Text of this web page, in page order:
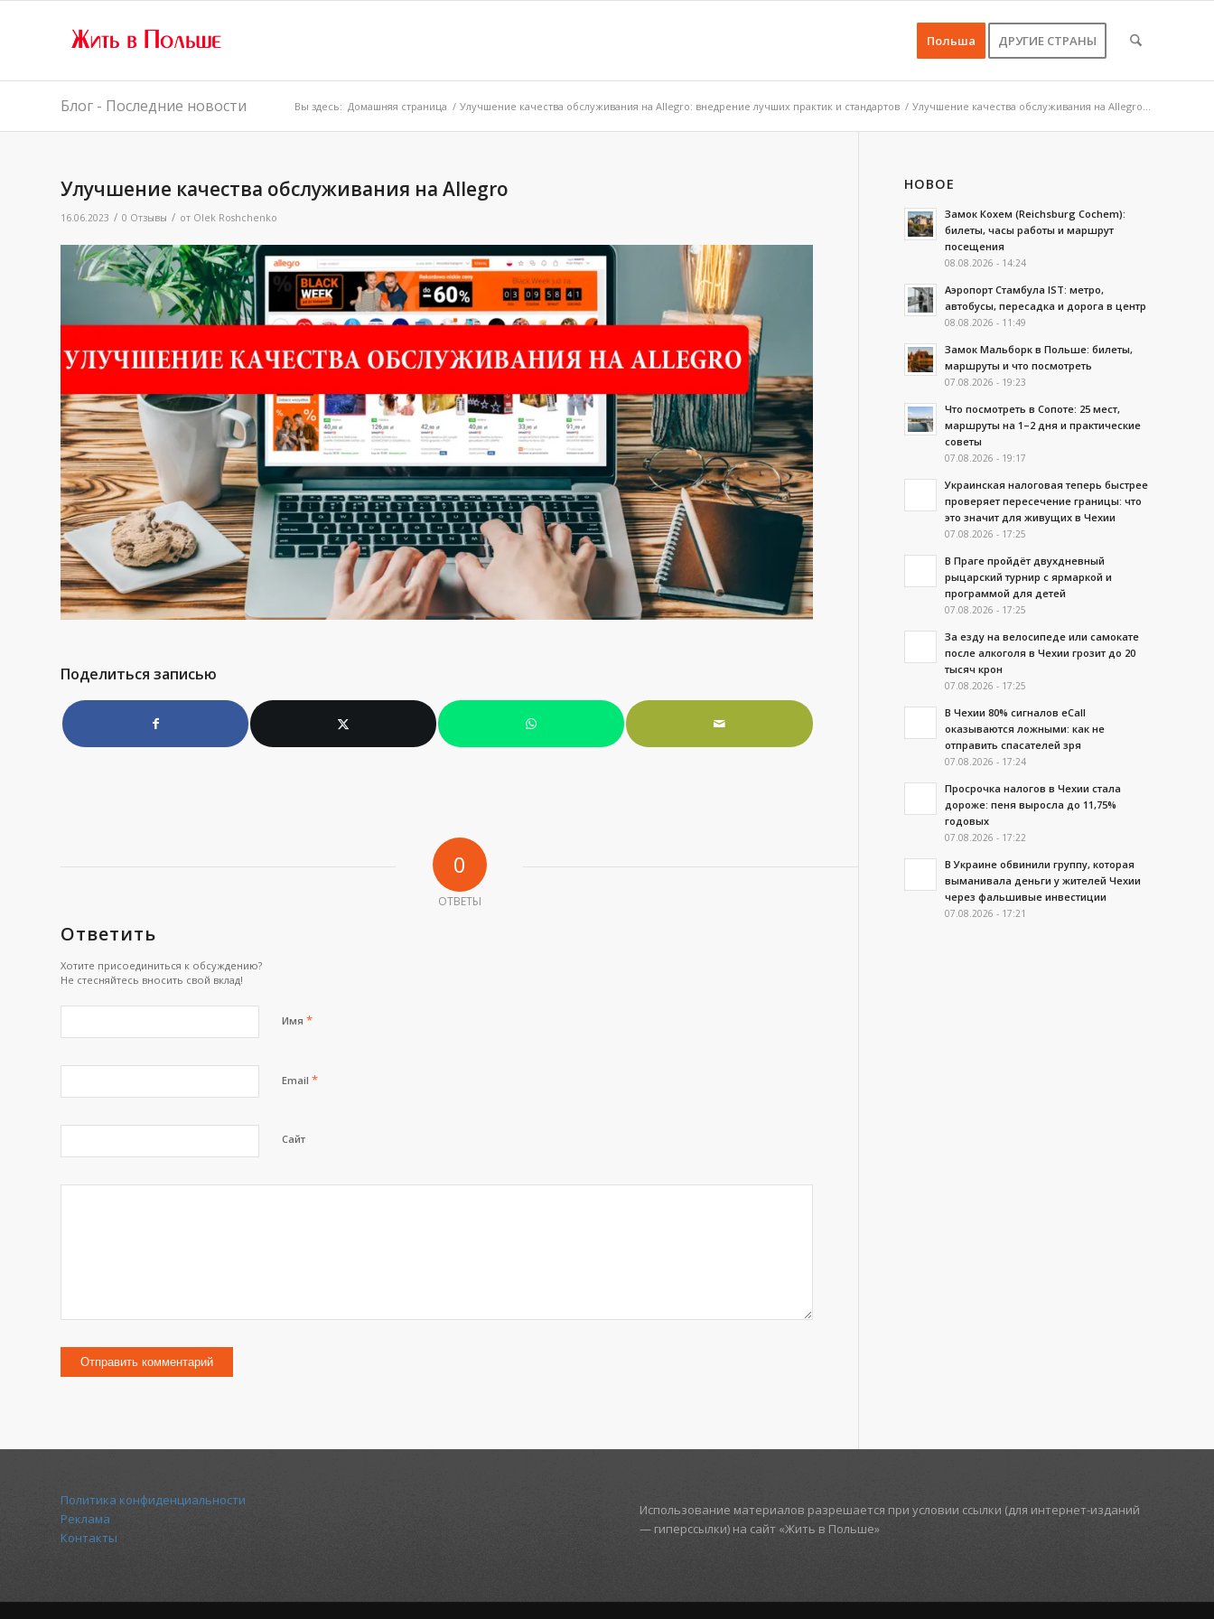
Польша ДРУГИЕ СТРАНЫ
Блог - Последние новости Вы здесь: Домашняя страница / Улучшение качества обслуживания на Allegro: внедрение лучших практик и стандартов / Улучшение качества обслуживания на Allegro...
Улучшение качества обслуживания на Allegro
16.06.2023 / 0 Отзывы / от Olek Roshchenko
Поделиться записью
0
ОТВЕТЫ
Ответить
Хотите присоединиться к обсуждению?
Не стесняйтесь вносить свой вклад!
Имя *
Email *
Сайт
НОВОЕ
Замок Кохем (Reichsburg Cochem):
билеты, часы работы и маршрут
посещения
08.08.2026 - 14:24
Аэропорт Стамбула IST: метро,
автобусы, пересадка и дорога в центр
08.08.2026 - 11:49
Замок Мальборк в Польше: билеты,
маршруты и что посмотреть
07.08.2026 - 19:23
Что посмотреть в Сопоте: 25 мест,
маршруты на 1–2 дня и практические
советы
07.08.2026 - 19:17
Украинская налоговая теперь быстрее
проверяет пересечение границы: что
это значит для живущих в Чехии
07.08.2026 - 17:25
В Праге пройдёт двухдневный
рыцарский турнир с ярмаркой и
программой для детей
07.08.2026 - 17:25
За езду на велосипеде или самокате
после алкоголя в Чехии грозит до 20
тысяч крон
07.08.2026 - 17:25
В Чехии 80% сигналов eCall
оказываются ложными: как не
отправить спасателей зря
07.08.2026 - 17:24
Просрочка налогов в Чехии стала
дороже: пеня выросла до 11,75%
годовых
07.08.2026 - 17:22
В Украине обвинили группу, которая
выманивала деньги у жителей Чехии
через фальшивые инвестиции
07.08.2026 - 17:21
Политика конфиденциальности
Реклама
Контакты
Использование материалов разрешается при условии ссылки (для интернет-изданий
— гиперссылки) на сайт «Жить в Польше»